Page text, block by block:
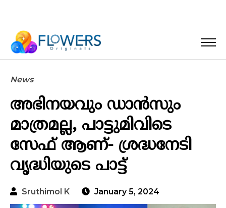
News
അഭിനയവും ഡാൻസും
മാത്രമല്ല, പാട്ടുമിവിടെ
സേഫ് ആണ്- ശ്രദ്ധനേടി
വൃദ്ധിയുടെ പാട്ട്
Sruthimol K January 5, 2024